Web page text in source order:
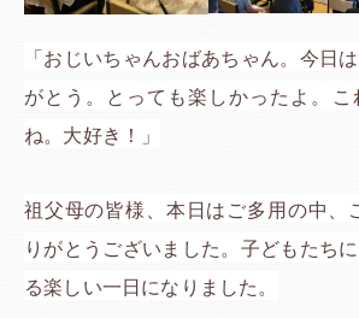
「おじいちゃんおばあちゃん。今日
がとう。とっても楽しかったよ。こ
ね。大好き！」
祖父母の皆様、本日はご多用の中、
りがとうございました。子どもたち
る楽しい一日になりました。